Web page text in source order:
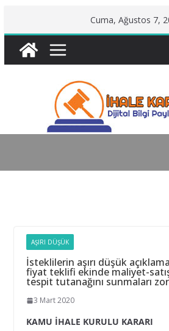
to
content
Cuma, Ağustos 7,
AŞIRI DÜŞÜK
İsteklilerin aşırı düşük
fiyat teklifi ekinde maliyet-
tespit tutanağını sunmaları
3 Mart 2020
KAMU İHALE KURULU KARARI